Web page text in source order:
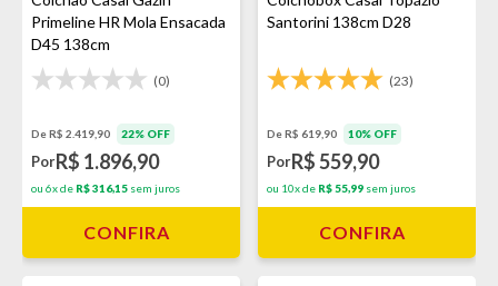
Primeline HR Mola Ensacada
D45 138cm
(0)
De R$ 2.419,90 22% OFF
PorR$ 1.896,90
ou 6x de R$ 316,15 sem juros
CONFIRA
Santorini 138cm D28
(23)
De R$ 619,90 10% OFF
PorR$ 559,90
ou 10x de R$ 55,99 sem juros
CONFIRA